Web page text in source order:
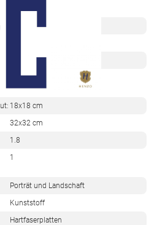
8185315
30x30 cm
18x18 cm
32x32 cm
1.8
1
Porträt und Landschaft
Kunststoff
Hartfaserplatten